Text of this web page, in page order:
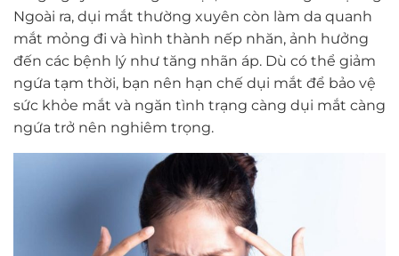
Ngoài ra, dụi mắt thường xuyên còn làm da quanh
mắt mỏng đi và hình thành nếp nhăn, ảnh hưởng
đến các bệnh lý như tăng nhãn áp. Dù có thể giảm
ngứa tạm thời, bạn nên hạn chế dụi mắt để bảo vệ
sức khỏe mắt và ngăn tình trạng càng dụi mắt càng
ngứa trở nên nghiêm trọng.